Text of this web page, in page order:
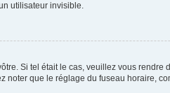
utilisateur invisible.
Si tel était le cas, veuillez vous
que le réglage du fuseau horaire,